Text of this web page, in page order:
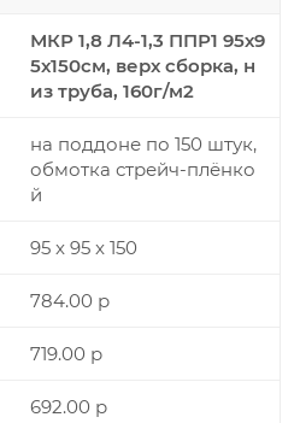
МКР 1,8 Л4-1,3 ППР1 95х9
5х150см, верх сборка, н
из труба, 160г/м2
на поддоне по 150 штук,
обмотка стрейч-плёнко
й
95 x 95 x 150
784.00 р
719.00 р
692.00 р